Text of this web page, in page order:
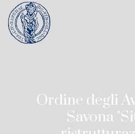
Ordine degli
Savona